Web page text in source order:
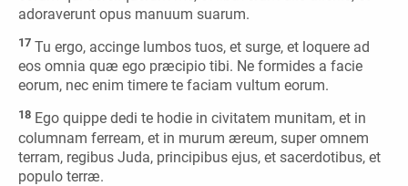
adoraverunt opus manuum suarum.
17 Tu ergo, accinge lumbos tuos, et surge, et loquere ad
eos omnia quæ ego præcipio tibi. Ne formides a facie
eorum, nec enim timere te faciam vultum eorum.
18 Ego quippe dedi te hodie in civitatem munitam, et in
columnam ferream, et in murum æreum, super omnem
terram, regibus Juda, principibus ejus, et sacerdotibus, et
populo terræ.